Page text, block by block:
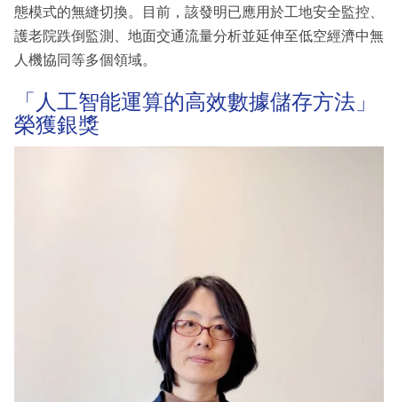
態模式的無縫切換。目前，該發明已應用於工地安全監控、
護老院跌倒監測、地面交通流量分析並延伸至低空經濟中無
人機協同等多個領域。
「人工智能運算的高效數據儲存方法」
榮獲銀獎